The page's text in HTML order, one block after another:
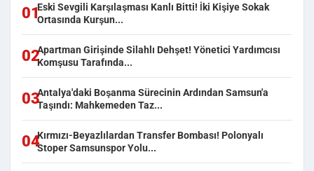
01Eski Sevgili Karşılaşması Kanlı Bitti! İki Kişiye Sokak
Ortasında Kurşun...
02Apartman Girişinde Silahlı Dehşet! Yönetici Yardımcısı
Komşusu Tarafında...
03Antalya'daki Boşanma Sürecinin Ardından Samsun'a
Taşındı: Mahkemeden Taz...
04Kırmızı-Beyazlılardan Transfer Bombası! Polonyalı
Stoper Samsunspor Yolu...